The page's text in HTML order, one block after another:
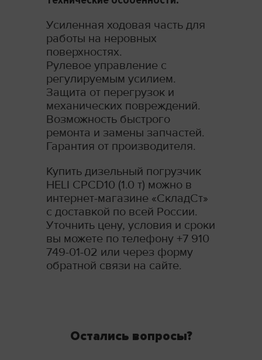
Усиленная ходовая часть для
работы на неровных
поверхностях.
Рулевое управление с
регулируемым усилием.
Защита от перегрузок и
механических повреждений.
Возможность быстрого
ремонта и замены запчастей.
Гарантия от производителя.
Купить дизельный погрузчик
HELI CPCD10 (1.0 т) можно в
интернет-магазине «СкладСт»
с доставкой по всей России.
Уточнить цену, условия и сроки
вы можете по телефону +7 910
749-01-02 или через форму
обратной связи на сайте.
Остались вопросы?